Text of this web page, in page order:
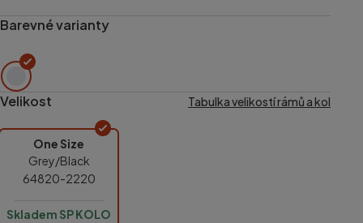
Barevné varianty
Velikost Tabulka velikostí rámů a kol
One Size
Grey/Black
64820-2220
Skladem SP KOLO